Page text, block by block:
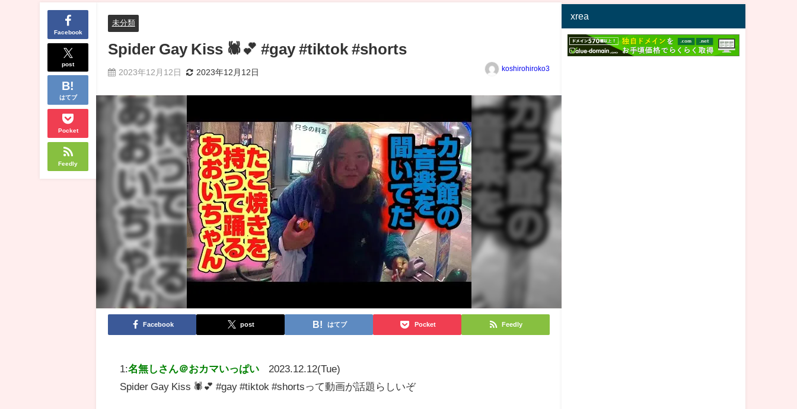
Facebook
post
はてブ
Pocket
Feedly
未分類
Spider Gay Kiss 🕷️💕 #gay #tiktok #shorts
2023年12月12日 2023年12月12日 koshirohiroko3
Facebook post はてブ Pocket Feedly
1:名無しさん＠おカマいっぱい
2023.12.12(Tue)
Spider Gay Kiss 🕷️💕 #gay #tiktok #shortsって動画が話題らしいぞ
xrea